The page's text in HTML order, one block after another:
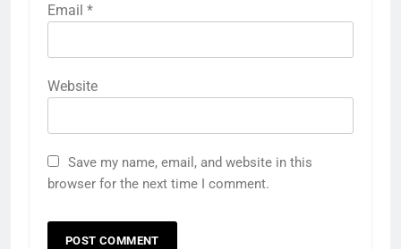
Email *
Website
Save my name, email, and website in this
browser for the next time I comment.